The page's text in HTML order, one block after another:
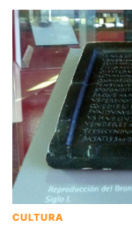
CULTURA